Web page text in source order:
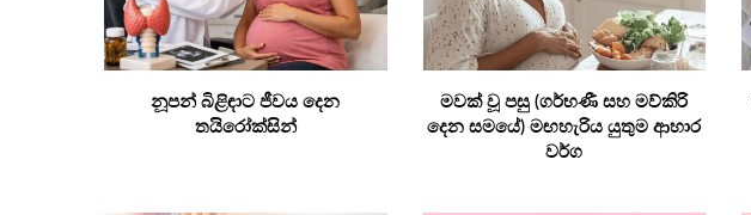
නූපන් බිළිඳාට ජීවය දෙන
තයිරෝක්සින්
මවක් වූ පසු (ගර්භණී සහ මව්කිරි
දෙන සමයේ) මඟහැරිය යුතුම ආහාර
වර්ග